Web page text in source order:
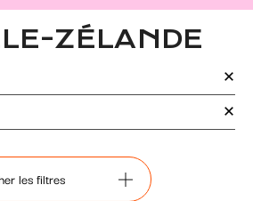
réZin?
ZÉLANDE
les filtres